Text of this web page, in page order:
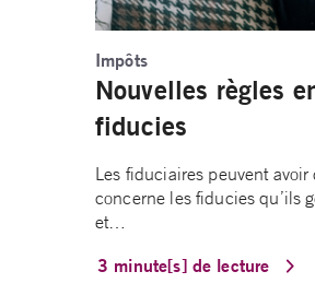
Impôts
Nouvelles règles
fiducies
Les fiduciaires peuvent
concerne les fiducies qu’ils
et…
3 minute[s] de lecture